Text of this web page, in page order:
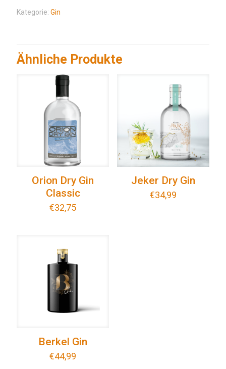
Kategorie: Gin
Ähnliche Produkte
Orion Dry Gin
Classic
€32,75
Jeker Dry Gin
€34,99
Berkel Gin
€44,99